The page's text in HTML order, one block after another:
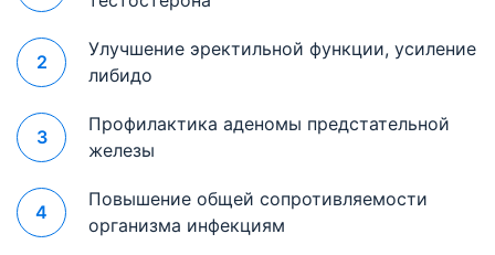
2
Улучшение эректильной функции, усиление
либидо
3
Профилактика аденомы предстательной
железы
4
Повышение общей сопротивляемости
организма инфекциям